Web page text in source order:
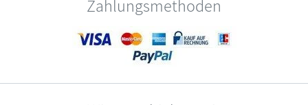
Zahlungsmethoden